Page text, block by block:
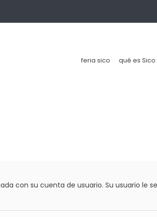
feria sico qué es Sico
con su cuenta de usuario. Su usuario le